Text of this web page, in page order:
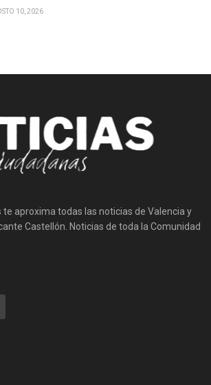
10, 2026
te aproxima todas las noticias de Valencia y
Castellón. Noticias de toda la Comunidad